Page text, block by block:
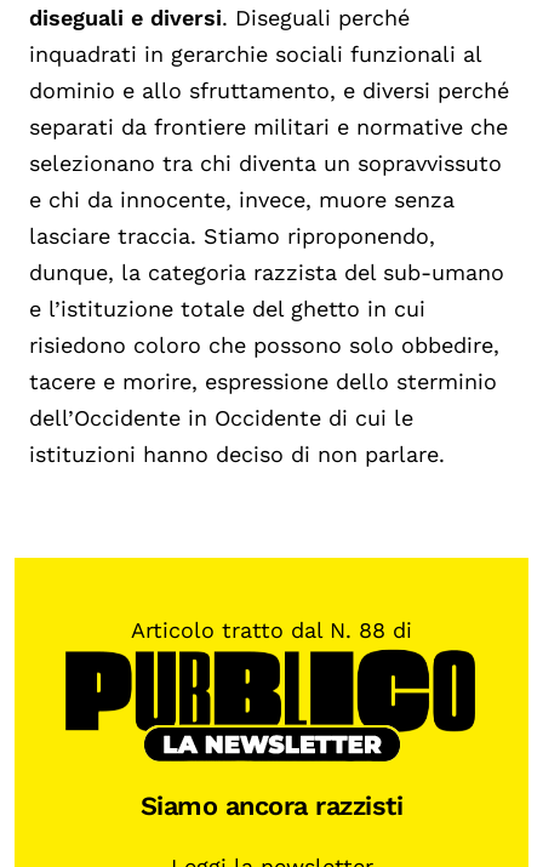
diseguali e diversi. Diseguali perché
inquadrati in gerarchie sociali funzionali al
dominio e allo sfruttamento, e diversi perché
separati da frontiere militari e normative che
selezionano tra chi diventa un sopravvissuto
e chi da innocente, invece, muore senza
lasciare traccia. Stiamo riproponendo,
dunque, la categoria razzista del sub-umano
e l’istituzione totale del ghetto in cui
risiedono coloro che possono solo obbedire,
tacere e morire, espressione dello sterminio
dell’Occidente in Occidente di cui le
istituzioni hanno deciso di non parlare.
Articolo tratto dal N. 88 di
Siamo ancora razzisti